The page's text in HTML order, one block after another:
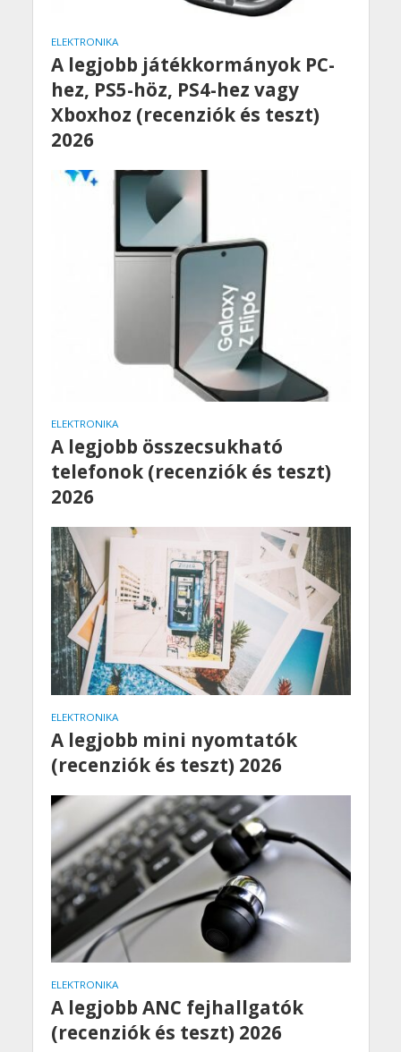
ELEKTRONIKA
A legjobb játékkormányok PC-
hez, PS5-höz, PS4-hez vagy
Xboxhoz (recenziók és teszt)
2026
ELEKTRONIKA
A legjobb összecsukható
telefonok (recenziók és teszt)
2026
ELEKTRONIKA
A legjobb mini nyomtatók
(recenziók és teszt) 2026
ELEKTRONIKA
A legjobb ANC fejhallgatók
(recenziók és teszt) 2026